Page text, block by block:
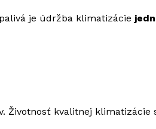
je údržba klimatizácie
Životnosť kvalitnej klimatizácie